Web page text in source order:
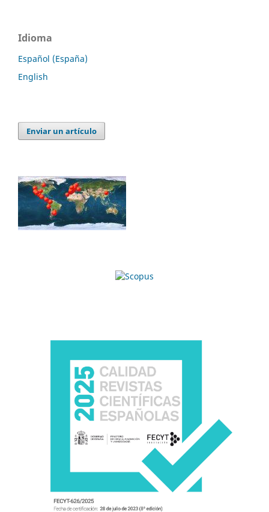
Idioma
Español (España)
English
Enviar un artículo